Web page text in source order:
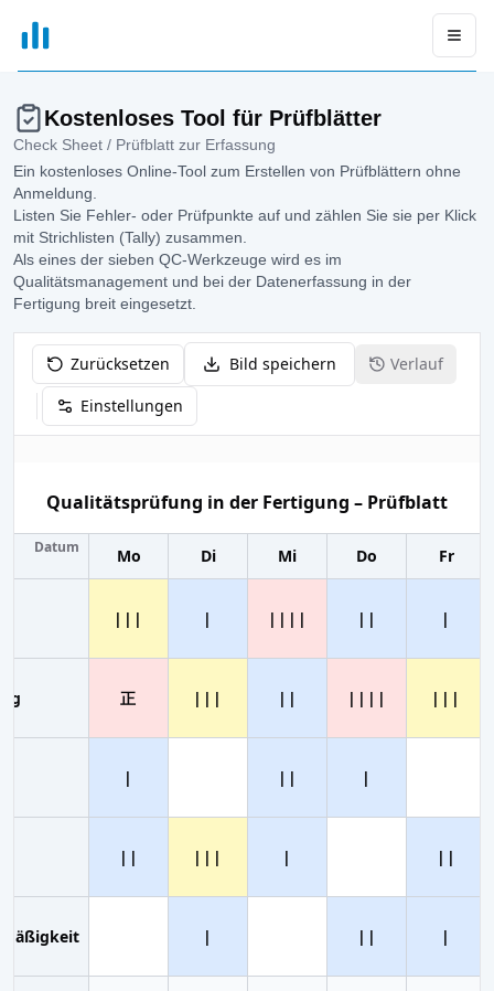
xGrapher
Kostenloses Tool für Prüfblätter
Check Sheet / Prüfblatt zur Erfassung
Ein kostenloses Online-Tool zum Erstellen von Prüfblättern ohne
Anmeldung.
Listen Sie Fehler- oder Prüfpunkte auf und zählen Sie sie per Klick
mit Strichlisten (Tally) zusammen.
Als eines der sieben QC-Werkzeuge wird es im
Qualitätsmanagement und bei der Datenerfassung in der
Fertigung breit eingesetzt.
Zurücksetzen Bild speichern
Verlauf
Einstellungen
Qualitätsprüfung in der Fertigung – Prüfblatt
Datum Mo Di Mi Do Fr
||| | |||| || |
正 ||| || |||| |||
| || |
|| ||| | ||
| || |